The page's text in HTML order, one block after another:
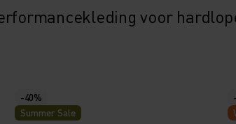
voor
-40%
Summer Sale